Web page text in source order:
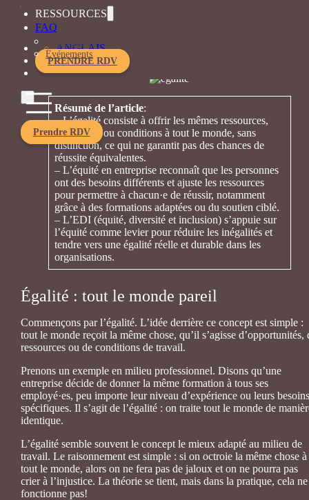
RESSOURCES
Le magazine
Événements
FAQ
ANGLAIS
PRENDRE RDV
Prendre RDV
septembre 17, 2024
Résumé de l’article:
– L’égalité consiste à offrir les mêmes ressources,
formations ou conditions à tout le monde, sans
distinction, ce qui ne garantit pas des chances de
réussite équivalentes.
– L’équité en entreprise reconnaît que les personnes
ont des besoins différents et ajuste les ressources
pour permettre à chacun·e de réussir, notamment
grâce à des formations adaptées ou du soutien ciblé.
– L’EDI (équité, diversité et inclusion) s’appuie sur
l’équité comme levier pour réduire les inégalités et
tendre vers une égalité réelle et durable dans les
organisations.
Égalité : tout le monde pareil
Commençons par l’égalité. L’idée derrière ce concept est simple :
tout le monde reçoit la même chose, qu’il s’agisse d’opportunités,
ressources ou de conditions de travail.
Prenons un exemple en milieu professionnel. Disons qu’une
entreprise décide de donner la même formation à tous ses
employé·es, peu importe leur niveau d’expérience ou leurs besoins
spécifiques. Il s’agit de l’égalité : on traite tout le monde de
identique.
L’égalité semble souvent le concept le mieux adapté au milieu de
travail. Le raisonnement est simple : si on octroie la même chose à
tout le monde, alors on ne fera pas de jaloux et on ne pourra pas
crier à l’injustice. La théorie se tient, mais dans la pratique, cela ne
fonctionne pas!